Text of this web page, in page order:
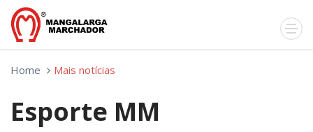
Home Mais notícias
Esporte MM